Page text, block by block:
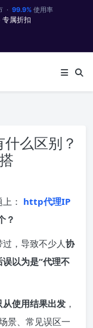
· 99.9%使用率
专属折扣
么区别？
： http代理IP
？
，导致不少人协
以为是“代理不
从使用结果出发 ，
景、常见误区一